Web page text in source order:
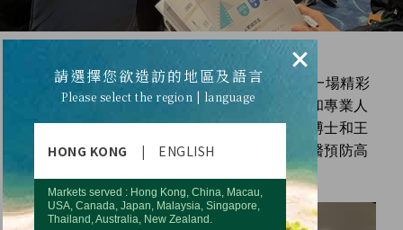
——
優世德於週六下午在台中鳳凰酒店舉辦了一場精彩
的醫研講座活動，吸引了一大批健康愛好者和專業人
士參加。這次活動的兩位主講嘉賓，馬文隆博士和王
崧中醫師，分別探討了關於營養品吸收和中醫預防高
血壓、高血脂、高血糖的獨特洞見。
×
請選擇您欲造訪的地區及語言
Please select the region | language
HONG KONG | ENGLISH
Markets served : Hong Kong, China, Macau,
USA, Canada, Japan, Malaysia, Singapore,
Thailand, Australia, New Zealand.